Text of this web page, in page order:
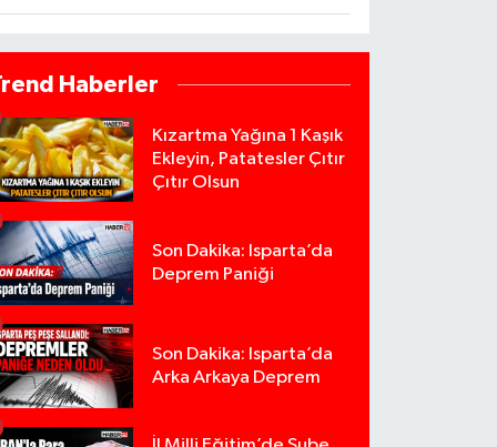
Haberler
Kızartma Yağına 1 Kaşık
Ekleyin, Patatesler Çıtır
Çıtır Olsun
Son Dakika: Isparta’da
Deprem Paniği
Son Dakika: Isparta’da
Arka Arkaya Deprem